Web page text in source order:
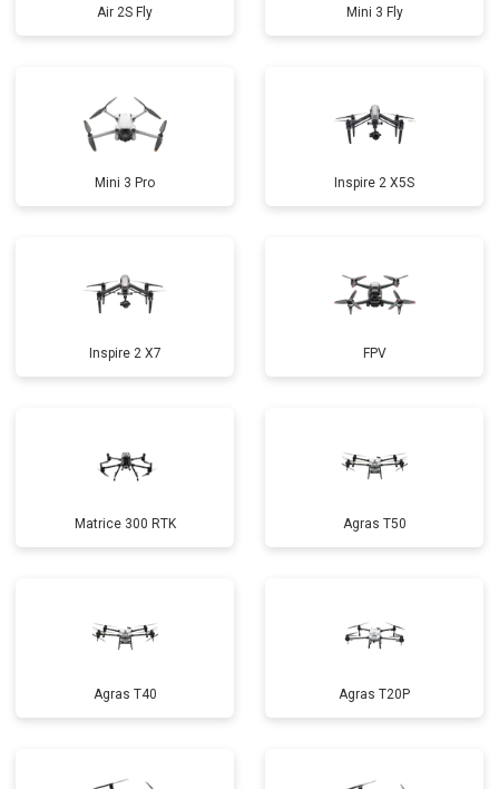
Air 2S Fly Mini 3 Fly
Mini 3 Pro Inspire 2 X5S
Inspire 2 X7 FPV
Matrice 300 RTK Agras T50
Agras T40 Agras T20P